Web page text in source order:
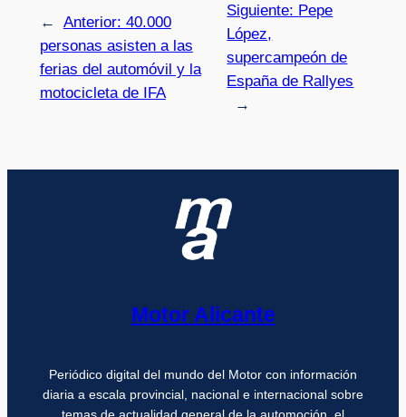
← Anterior: 40.000
personas asisten a las
ferias del automóvil y la
motocicleta de IFA
Siguiente: Pepe
López,
supercampeón de
España de Rallyes
→
Motor Alicante
Periódico digital del mundo del Motor con información
diaria a escala provincial, nacional e internacional sobre